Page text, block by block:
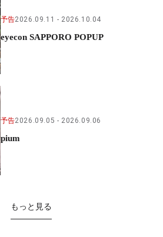
予告2026.09.11 2026.10.04
eyecon SAPPORO POPUP
予告2026.09.05 2026.09.06
pium
もっと見る